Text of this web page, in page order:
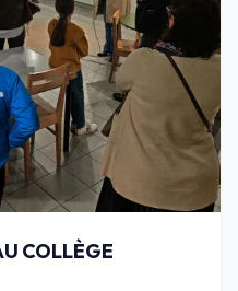
COLLÈGE